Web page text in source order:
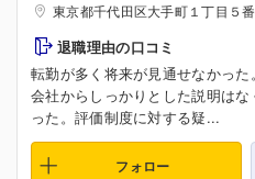
東京都千代田区大手町１丁目５
退職理由の口コミ
転勤が多く将来が見通せなかっ
会社からしっかりとした説明は
った。評価制度に対する疑...
フォロー